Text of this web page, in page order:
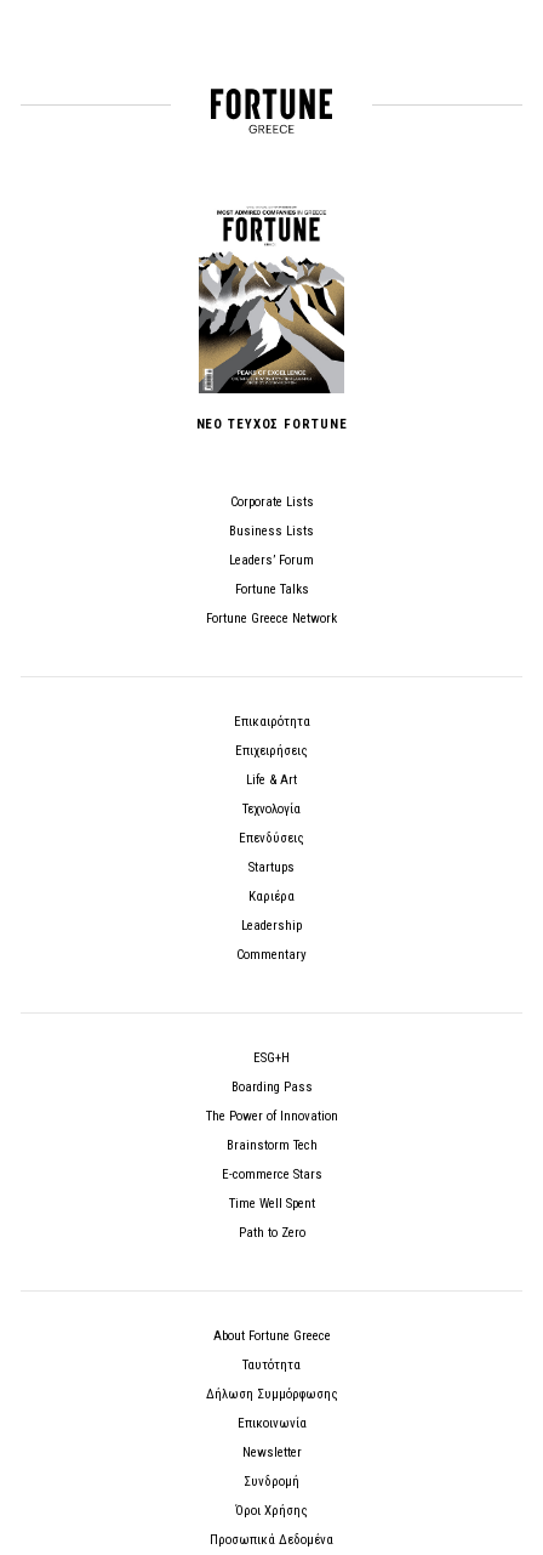
ΝΕΟ ΤΕΥΧΟΣ FORTUNE
Corporate Lists
Business Lists
Leaders’ Forum
Fortune Talks
Fortune Greece Network
Επικαιρότητα
Επιχειρήσεις
Life & Art
Τεχνολογία
Επενδύσεις
Startups
Καριέρα
Leadership
Commentary
ESG+H
Boarding Pass
The Power of Innovation
Brainstorm Tech
E-commerce Stars
Time Well Spent
Path to Zero
About Fortune Greece
Ταυτότητα
Δήλωση Συμμόρφωσης
Επικοινωνία
Newsletter
Συνδρομή
Όροι Χρήσης
Προσωπικά Δεδομένα